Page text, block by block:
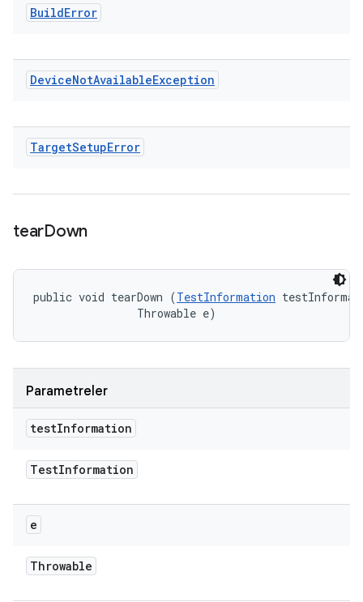
BuildError
DeviceNotAvailableException
TargetSetupError
tearDown
public void tearDown (TestInformation
                Throwable e)
Parametreler
testInformation
TestInformation
e
Throwable